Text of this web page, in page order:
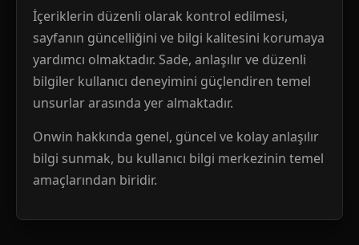
İçeriklerin düzenli olarak kontrol edilmesi,
sayfanın güncelliğini ve bilgi kalitesini korumaya
yardımcı olmaktadır. Sade, anlaşılır ve düzenli
bilgiler kullanıcı deneyimini güçlendiren temel
unsurlar arasında yer almaktadır.
Onwin hakkında genel, güncel ve kolay anlaşılır
bilgi sunmak, bu kullanıcı bilgi merkezinin temel
amaçlarından biridir.